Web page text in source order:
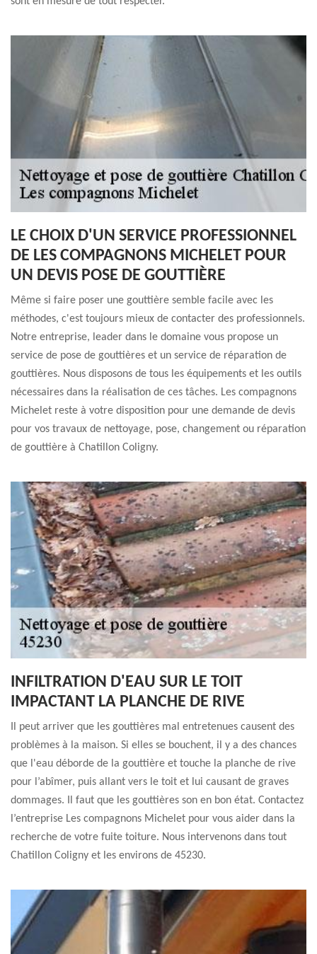
LE CHOIX D'UN SERVICE PROFESSIONNEL
DE LES COMPAGNONS MICHELET POUR
UN DEVIS POSE DE GOUTTIÈRE
Même si faire poser une gouttière semble facile avec les
méthodes, c'est toujours mieux de contacter des professionnels.
Notre entreprise, leader dans le domaine vous propose un
service de pose de gouttières et un service de réparation de
gouttières. Nous disposons de tous les équipements et les outils
nécessaires dans la réalisation de ces tâches. Les compagnons
Michelet reste à votre disposition pour une demande de devis
pour vos travaux de nettoyage, pose, changement ou réparation
de gouttière à Chatillon Coligny.
INFILTRATION D'EAU SUR LE TOIT
IMPACTANT LA PLANCHE DE RIVE
Il peut arriver que les gouttières mal entretenues causent des
problèmes à la maison. Si elles se bouchent, il y a des chances
que l'eau déborde de la gouttière et touche la planche de rive
pour l’abîmer, puis allant vers le toit et lui causant de graves
dommages. Il faut que les gouttières son en bon état. Contactez
l’entreprise Les compagnons Michelet pour vous aider dans la
recherche de votre fuite toiture. Nous intervenons dans tout
Chatillon Coligny et les environs de 45230.